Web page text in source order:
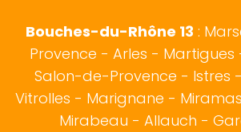
Bouches-du-Rhône 13 :
Provence - Arles - Martigues
Salon-de-Provence - Istres -
Vitrolles - Marignane - Miramas
Mirabeau - Allauch -